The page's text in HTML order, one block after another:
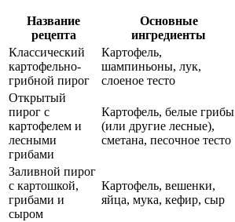
Название
рецепта
Основные
ингредиенты
Классический
картофельно-
грибной пирог
Картофель,
шампиньоны, лук,
слоеное тесто
Открытый
пирог с
картофелем и
лесными
грибами
Картофель, белые грибы
(или другие лесные),
сметана, песочное тесто
Заливной пирог
с картошкой,
грибами и
сыром
Картофель, вешенки,
яйца, мука, кефир, сыр